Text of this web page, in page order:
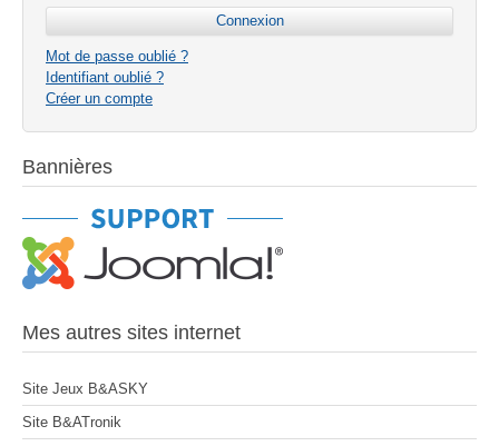
Mot de passe oublié ?
Identifiant oublié ?
Créer un compte
Bannières
Mes autres sites internet
Site Jeux B&ASKY
Site B&ATronik